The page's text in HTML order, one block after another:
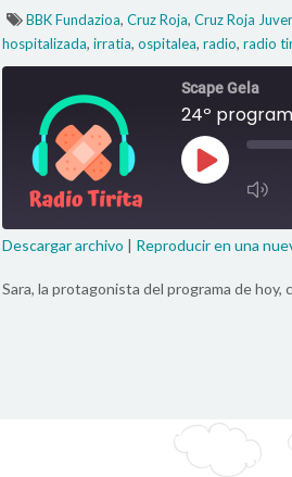
BBK Fundazioa, Cruz Roja, Cruz Roja
hospitalizada, irratia, ospitalea, radio, radio
Scape Gela
24º
Reproducir
Episodio
FEED RSS
Descargar archivo | Reproducir en una
Sara, la protagonista del programa de